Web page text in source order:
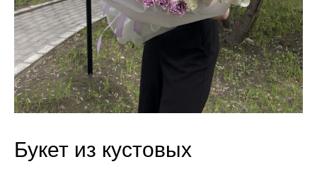
Букет из кустовых
Количество
товара